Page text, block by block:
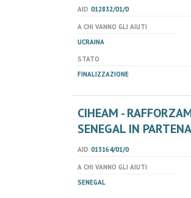
AID 012832/01/0
A CHI VANNO GLI AIUTI
UCRAINA
STATO
FINALIZZAZIONE
CIHEAM -
SENEGAL IN
AID 013164/01/0
A CHI VANNO GLI AIUTI
SENEGAL